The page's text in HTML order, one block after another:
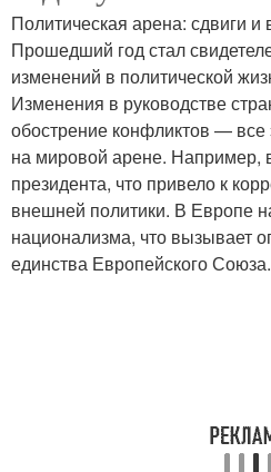
Политическая арена: сдвиги
Прошедший год стал
изменений в политической
Изменения в руководстве
обострение конфликтов — все
на мировой арене.
президента, что привело к
внешней политики. В Европе
национализма, что вызывает
единства Европейского Союза.